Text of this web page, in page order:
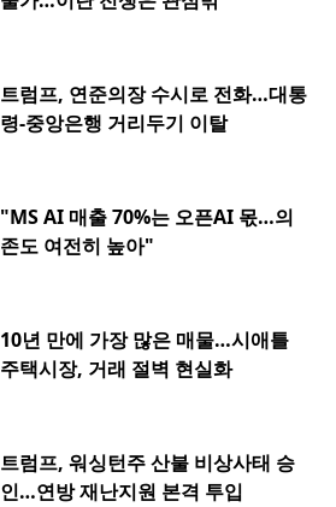
트럼프, 연준의장 수시로 전화…대통
령-중앙은행 거리두기 이탈
"MS AI 매출 70%는 오픈AI 몫…의
존도 여전히 높아"
10년 만에 가장 많은 매물…시애틀
주택시장, 거래 절벽 현실화
트럼프, 워싱턴주 산불 비상사태 승
인…연방 재난지원 본격 투입